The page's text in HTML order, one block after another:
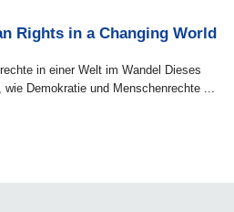
Rights in a Changing World
in einer Welt im Wandel Dieses
Demokratie und Menschenrechte ...